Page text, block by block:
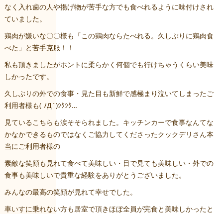
なく入れ歯の人や揚げ物が苦手な方でも食べれるように味付けされ
ていました。
鶏肉が嫌いな〇〇様も「この鶏肉ならたべれる。久しぶりに鶏肉食
べた」と苦手克服！！
私も頂きましたがホントに柔らかく何個でも行けちゃうくらい美味
しかったです。
久しぶりの外での食事・見た目も新鮮で感極まり泣いてしまったご
利用者様も( ﾉД`)ｼｸｼｸ…
見ているこちらも涙そそられました。キッチンカーで食事なんてな
かなかできるものではなくご協力してくださったクックデリさん本
当にご利用者様の
素敵な笑顔も見れて食べて美味しい・目で見ても美味しい・外での
食事も美味しいで貴重な経験をありがとうございました。
みんなの最高の笑顔が見れて幸せでした。
車いすに乗れない方も居室で頂きほぼ全員が完食と美味しかったと